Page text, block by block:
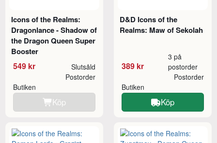
Icons of the Realms:
Dragonlance - Shadow of
the Dragon Queen Super
Booster
549 kr Slutsåld
Butiken
Postorder
Köp
D&D Icons of the
Realms: Maw of Sekolah
389 kr
3 på
postorder
Butiken
Postorder
Köp